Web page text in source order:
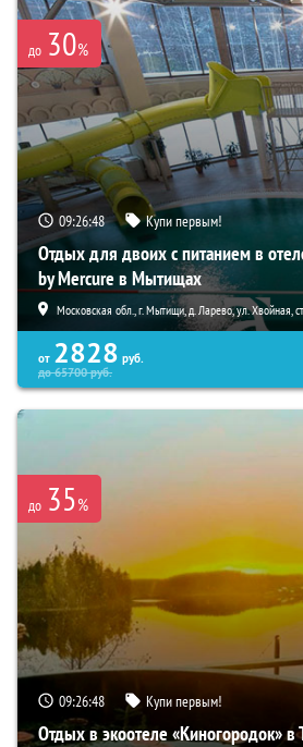
до 30%
09:26:46 Купи первым!
Отдых для двоих с питанием в
by Mercure в Мытищах
Московская обл., г. Мытищи, д. Ларево, ул. Хвойная,
от 2828 руб.
до65700руб.
до 35%
09:26:46 Купи первым!
Отдых в экоотеле «Киногородок» в